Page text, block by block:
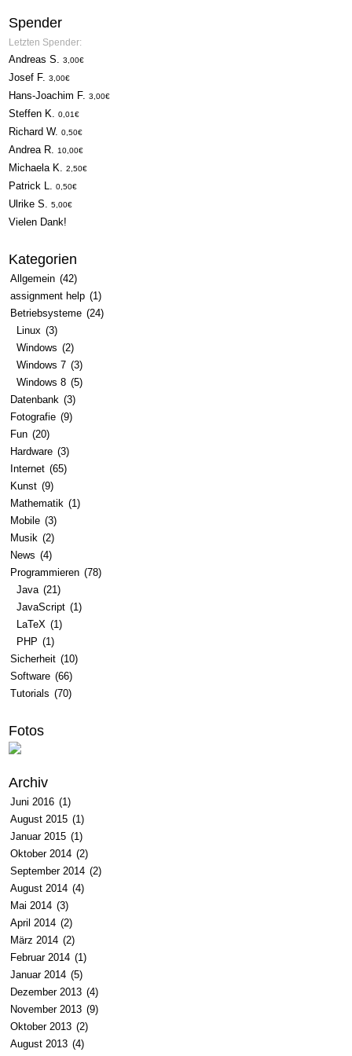
Spender
Letzten Spender:
Andreas S. 3,00€
Josef F. 3,00€
Hans-Joachim F. 3,00€
Steffen K. 0,01€
Richard W. 0,50€
Andrea R. 10,00€
Michaela K. 2,50€
Patrick L. 0,50€
Ulrike S. 5,00€
Vielen Dank!
Kategorien
Allgemein (42)
assignment help (1)
Betriebsysteme (24)
Linux (3)
Windows (2)
Windows 7 (3)
Windows 8 (5)
Datenbank (3)
Fotografie (9)
Fun (20)
Hardware (3)
Internet (65)
Kunst (9)
Mathematik (1)
Mobile (3)
Musik (2)
News (4)
Programmieren (78)
Java (21)
JavaScript (1)
LaTeX (1)
PHP (1)
Sicherheit (10)
Software (66)
Tutorials (70)
Fotos
Archiv
Juni 2016 (1)
August 2015 (1)
Januar 2015 (1)
Oktober 2014 (2)
September 2014 (2)
August 2014 (4)
Mai 2014 (3)
April 2014 (2)
März 2014 (2)
Februar 2014 (1)
Januar 2014 (5)
Dezember 2013 (4)
November 2013 (9)
Oktober 2013 (2)
August 2013 (4)